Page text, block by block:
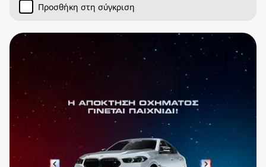
Προσθήκη στη σύγκριση